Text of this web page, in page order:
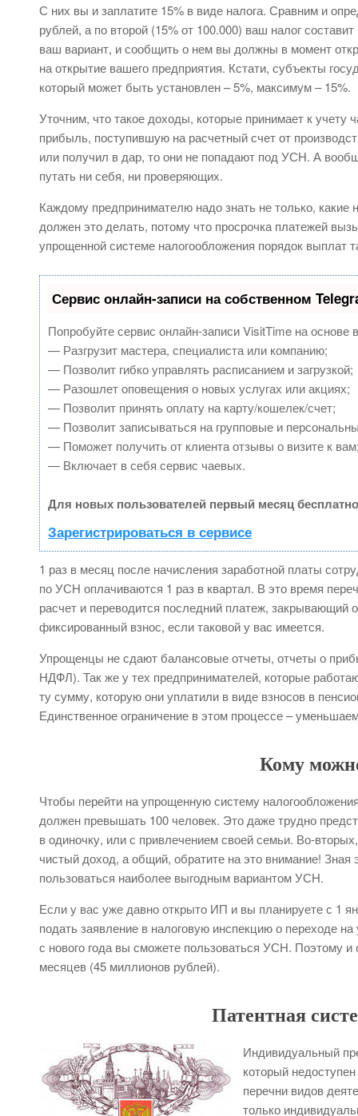
С них вы и заплатите 15% в виде налога. Сравним и
рублей, а по второй (15% от 100.000) ваш налог
ваш вариант, и сообщить о нем вы должны в момент
на открытие вашего предприятия. Кстати, субъекты
который может быть установлен – 5%, максимум – 15%.
Уточним, что такое доходы, которые принимает к учету
прибыль, поступившую на расчетный счет от
или получил в дар, то они не попадают под УСН. А
путать ни себя, ни проверяющих.
Каждому предпринимателю надо знать не только, какие
должен это делать, потому что просрочка платежей
упрощенной системе налогообложения порядок выплат
Сервис онлайн-записи на собственном
Попробуйте сервис онлайн-записи VisitTime на основе
— Разгрузит мастера, специалиста или компанию;
— Позволит гибко управлять расписанием и загрузкой;
— Разошлет оповещения о новых услугах или акциях;
— Позволит принять оплату на карту/кошелек/счет;
— Позволит записываться на групповые и
— Поможет получить от клиента отзывы о визите к
— Включает в себя сервис чаевых.
Для новых пользователей первый месяц
Зарегистрироваться в сервисе
1 раз в месяц после начисления заработной платы
по УСН оплачиваются 1 раз в квартал. В это время
расчет и переводится последний платеж, закрывающий
фиксированный взнос, если таковой у вас имеется.
Упрощенцы не сдают балансовые отчеты, отчеты о
НДФЛ). Так же у тех предпринимателей, которые
ту сумму, которую они уплатили в виде взносов в
Единственное ограничение в этом процессе –
Кому
Чтобы перейти на упрощенную систему
должен превышать 100 человек. Это даже трудно
в одиночку, или с привлечением своей семьи. Во-
чистый доход, а общий, обратите на это внимание!
пользоваться наиболее выгодным вариантом УСН.
Если у вас уже давно открыто ИП и вы планируете с 1
подать заявление в налоговую инспекцию о переходе
с нового года вы сможете пользоваться УСН. Поэтому
месяцев (45 миллионов рублей).
Патентная
Индивидуальный
который
перечни видов
только